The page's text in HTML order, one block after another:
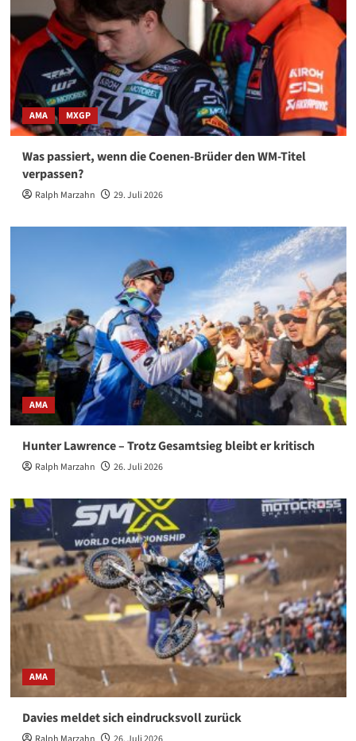
AMA MXGP
Was passiert, wenn die Coenen-Brüder den WM-Titel
verpassen?
Ralph Marzahn 29. Juli 2026
AMA
Hunter Lawrence – Trotz Gesamtsieg bleibt er kritisch
Ralph Marzahn 26. Juli 2026
AMA
Davies meldet sich eindrucksvoll zurück